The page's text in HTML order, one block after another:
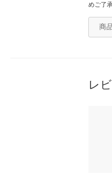
めご了
商
レ